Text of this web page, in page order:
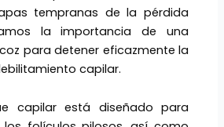
tempranas de la pérdida
la importancia de una
para detener eficazmente la
capilar.
capilar está diseñado para